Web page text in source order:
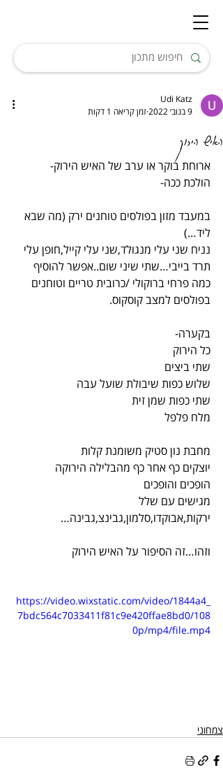
האיש הירוק
Udi Katz
9 בנוב׳ 2022
זמן קריאה 1 דקות
ארוחת בוקר או ערב של האיש הירוק-
הולכת ככה-
במעבד מזון בפולסים טוחנים ירק (מה שבא
ליד…)
נניח שני עלי מנגולד,שני עלי קייל,חופן עלי
תרד בייבי…שתי שיני שום..אפשר להוסיף
כמה פרחי ברוקולי /כרובית טריים וטוחנים
בפולסים למצב קוסקוס.
בקערה-
כל הירוק
שתי ביצים
שלוש כפות שיבולת שועל עבה
שתי כפות שמן זית
מלח פלפל
מחבת נון סטיק משומנת קלות
יוצקים כף אחר כף מהבלילה הירוקה
הופכים והופכים
מגישים עם שלל
ירקות,אבוקדו,סלמון,גבינצ,גבינה…
וזהו…זה הסיפור על האיש הירוק
https://video.wixstatic.com/video/1844a4_
7bdc564c7033411f81c9e420ffae8bd0/108
0p/mp4/file.mp4
צמחוני